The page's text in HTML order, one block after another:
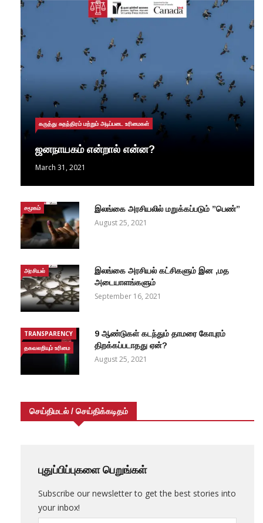
கருத்து சுதந்திரம் மற்றும் அடிப்படை உரிமைகள்
ஜனநாயகம் என்றால் என்ன?
March 31, 2021
சமூகம் இலங்கை அரசியலில் மறுக்கப்படும் ”பெண்”
August 25, 2021
அரசியல்
இலங்கை அரசியல் கட்சிகளும் இன ,மத
அடையாளங்களும்
September 16, 2021
TRANSPARENCY
தகவலறியும் உரிமை
9 ஆண்டுகள் கடந்தும் தாமரை கோபுரம்
திறக்கப்படாதது ஏன்?
August 25, 2021
செய்திமடல் / செய்திக்கடிதம்
புதுப்பிப்புகளை பெறுங்கள்
Subscribe our newsletter to get the best stories into
your inbox!